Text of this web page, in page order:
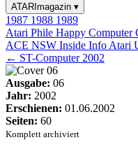
ATARImagazin ▾
1987 1988 1989
Atari Phile Happy Computer
ACE NSW Inside Info Atari
← ST-Computer 2002
Ausgabe: 06
Jahr: 2002
Erschienen: 01.06.2002
Seiten: 60
Komplett archiviert